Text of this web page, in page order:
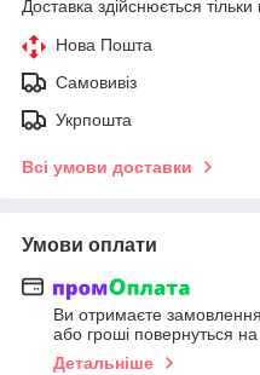
Доставка здійснюється
Нова Пошта
Самовивіз
Укрпошта
Всі умови доставки
Умови оплати
Ви отримаєте замовлення
або гроші повернуться
Детальніше